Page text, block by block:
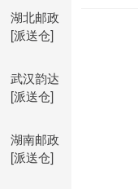
湖北邮政
[派送仓]
武汉韵达
[派送仓]
湖南邮政
[派送仓]